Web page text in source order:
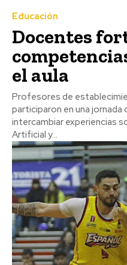
Educación
Docentes
el aula
Profesores de
participaron en una
intercambiar experiencias
Artificial y...